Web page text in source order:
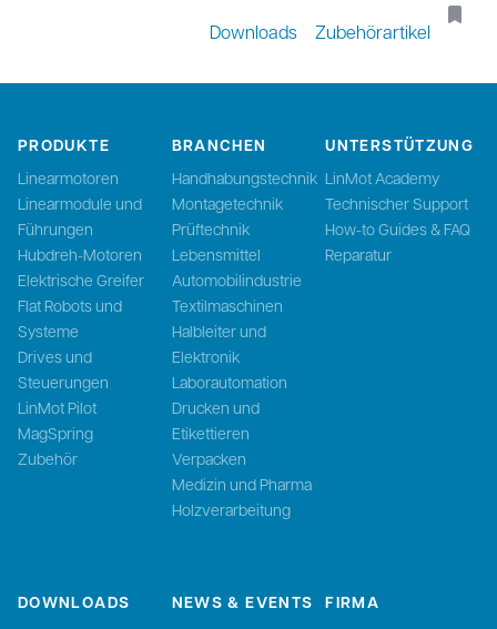
Downloads Zubehörartikel
PRODUKTE
Linearmotoren
Linearmodule und
Führungen
Hubdreh-Motoren
Elektrische Greifer
Flat Robots und
Systeme
Drives und
Steuerungen
LinMot Pilot
MagSpring
Zubehör
BRANCHEN
Handhabungstechnik
Montagetechnik
Prüftechnik
Lebensmittel
Automobilindustrie
Textilmaschinen
Halbleiter und
Elektronik
Laborautomation
Drucken und
Etikettieren
Verpacken
Medizin und Pharma
Holzverarbeitung
UNTERSTÜTZUNG
LinMot Academy
Technischer Support
How-to Guides & FAQ
Reparatur
DOWNLOADS NEWS & EVENTS FIRMA